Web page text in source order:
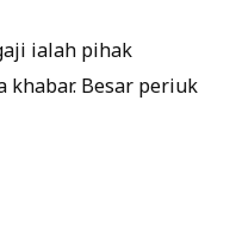
ialah pihak
khabar. Besar periuk